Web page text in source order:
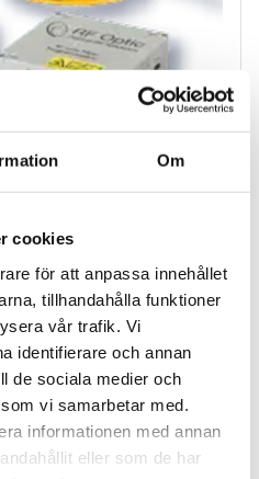
Om
cookies
för att anpassa innehållet
tillhandahålla funktioner
vår trafik. Vi
identifierare och annan
de sociala medier och
vi samarbetar med.
informationen med annan
eller som de har
with significant performance
for GPS and GNSS.
and 200mA max feed on
an active GPS antenna.